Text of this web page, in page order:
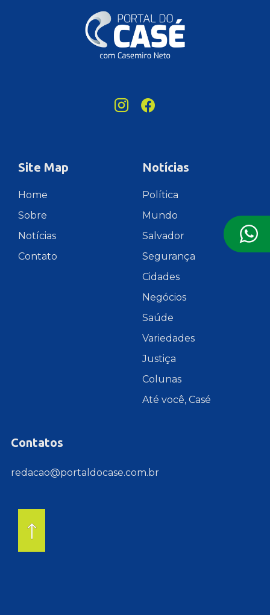
Site Map
Home
Sobre
Notícias
Contato
Notícias
Política
Mundo
Salvador
Segurança
Cidades
Negócios
Saúde
Variedades
Justiça
Colunas
Até você, Casé
Contatos
redacao@portaldocase.com.br